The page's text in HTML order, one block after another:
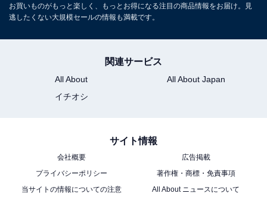
【Amazon.co.jp限定】ゼンハイザー(Sennheiser) ワイヤ
グ音源セット 高性能ドライバー 50時間再生 ノイズキャン
【国内正規品】
ゼンハイザー「HD 660S2」
お買いものがもっと楽しく、もっとお得になる注目の商品情報をお届け。見
逃したくない大規模セールの情報も満載です。
関連サービス
All About
All About Japan
イチオシ
サイト情報
会社概要
広告掲載
プライバシーポリシー
著作権・商標・免責事項
当サイトの情報についての注意
All About ニュースについて